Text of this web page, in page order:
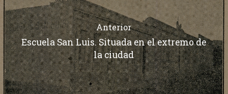
Anterior
Escuela San Luis. Situada en el extremo de
la ciudad